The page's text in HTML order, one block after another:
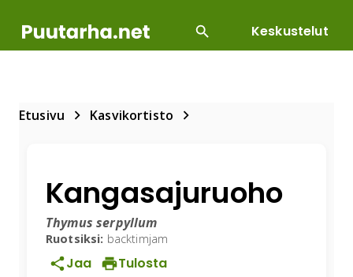
Keskustelut
Etusivu Kasvikortisto
Kangasajuruoho
Thymus serpyllum
Ruotsiksi: backtimjam
Jaa Tulosta